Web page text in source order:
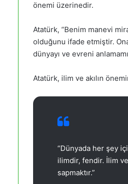
önemi üzerinedir.
Atatürk, “Benim manevi
olduğunu ifade etmiştir.
dünyayı ve evreni
Atatürk, ilim ve akılın
“Dünyada her şey
ilimdir, fendir. İlim
sapmaktır.”